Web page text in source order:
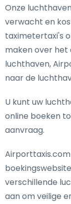
Onze
verwacht en
taximetertaxi's
maken over het
luchthaven,
naar de
U kunt uw
online boeken
aanvraag.
verschillende
aan om veilige